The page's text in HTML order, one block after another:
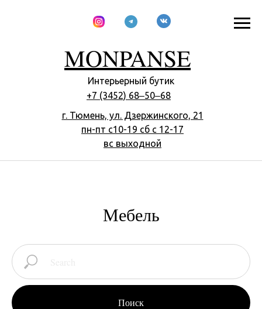
г. Тюмень, ул. Дзержинского, 21
пн-пт с10-​19 сб с 12-17
вс выходной
+7 (3452) 68‒50‒68
MONPANSE
Интерьерный бутик
Мебель
Поиск